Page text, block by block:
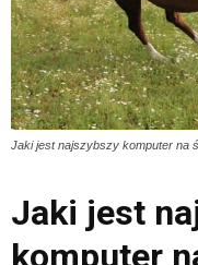
Jaki jest najszybszy komputer na
Jaki jest
komputer